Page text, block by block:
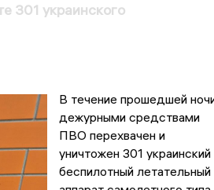
301 украинского
В течение прошедшей
дежурными средствами
ПВО перехвачен и
уничтожен 301 украинский
беспилотный летательный